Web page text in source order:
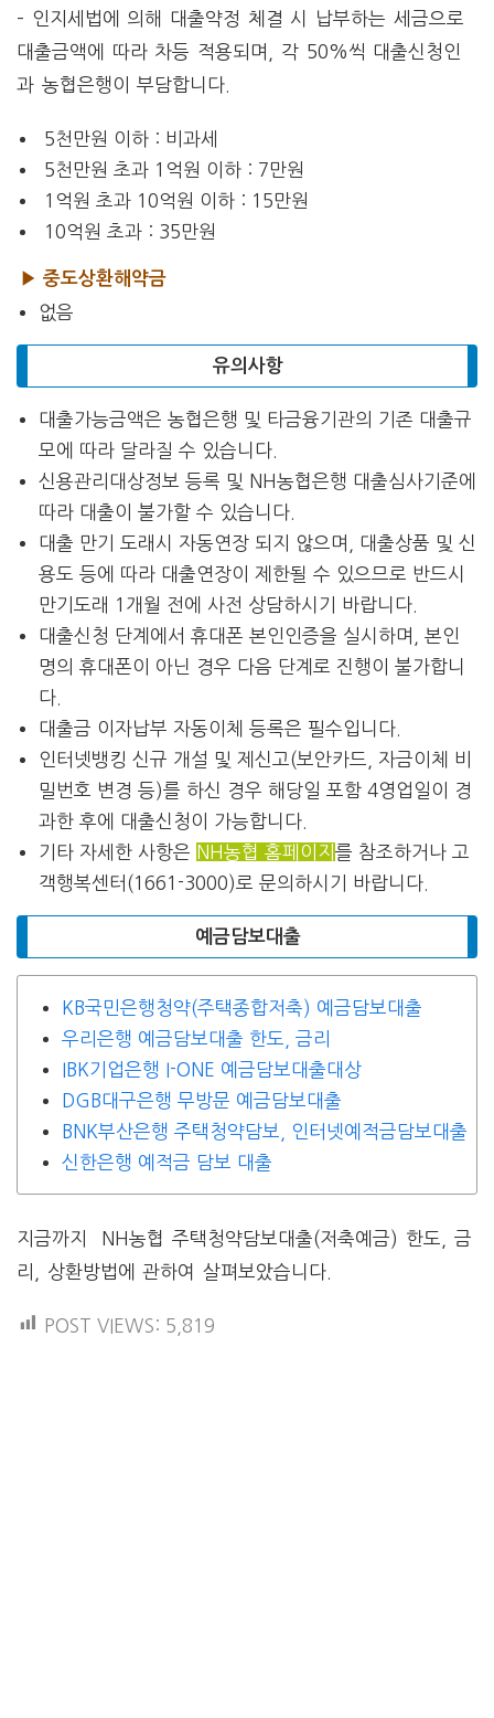
– 인지세법에 의해 대출약정 체결 시 납부하는 세금으로
대출금액에 따라 차등 적용되며, 각 50%씩 대출신청인
과 농협은행이 부담합니다.
5천만원 이하 : 비과세
5천만원 초과 1억원 이하 : 7만원
1억원 초과 10억원 이하 : 15만원
10억원 초과 : 35만원
▶ 중도상환해약금
없음
유의사항
대출가능금액은 농협은행 및 타금융기관의 기존 대출규
모에 따라 달라질 수 있습니다.
신용관리대상정보 등록 및 NH농협은행 대출심사기준에
따라 대출이 불가할 수 있습니다.
대출 만기 도래시 자동연장 되지 않으며, 대출상품 및 신
용도 등에 따라 대출연장이 제한될 수 있으므로 반드시
만기도래 1개월 전에 사전 상담하시기 바랍니다.
대출신청 단계에서 휴대폰 본인인증을 실시하며, 본인
명의 휴대폰이 아닌 경우 다음 단계로 진행이 불가합니
다.
대출금 이자납부 자동이체 등록은 필수입니다.
인터넷뱅킹 신규 개설 및 제신고(보안카드, 자금이체 비
밀번호 변경 등)를 하신 경우 해당일 포함 4영업일이 경
과한 후에 대출신청이 가능합니다.
기타 자세한 사항은 NH농협 홈페이지를 참조하거나 고
객행복센터(1661-3000)로 문의하시기 바랍니다.
예금담보대출
KB국민은행청약(주택종합저축) 예금담보대출
우리은행 예금담보대출 한도, 금리
IBK기업은행 I-ONE 예금담보대출대상
DGB대구은행 무방문 예금담보대출
BNK부산은행 주택청약담보, 인터넷예적금담보대출
신한은행 예적금 담보 대출
지금까지 NH농협 주택청약담보대출(저축예금) 한도, 금
리, 상환방법에 관하여 살펴보았습니다.
POST VIEWS: 5,819